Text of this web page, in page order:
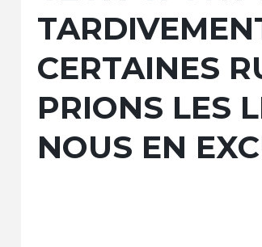
CERTAINES
PRIONS LES
NOUS EN